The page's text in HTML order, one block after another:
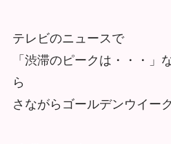
テレビのニュースで
「渋滞のピークは・・・」
ら
さながらゴールデンウイー